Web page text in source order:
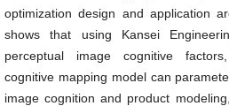
optimization design and application
shows that using Kansei
perceptual image cognitive
cognitive mapping model can
image cognition and product